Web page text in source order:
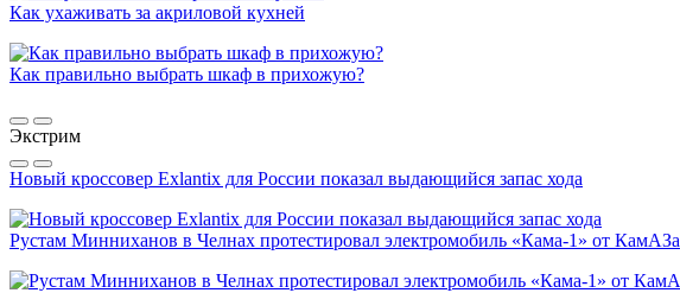
Как ухаживать за акриловой кухней
Как правильно выбрать шкаф в прихожую?
Экстрим
Новый кроссовер Exlantix для России показал выдающийся запас хода
Рустам Минниханов в Челнах протестировал электромобиль «Кама-1» от КамАЗа